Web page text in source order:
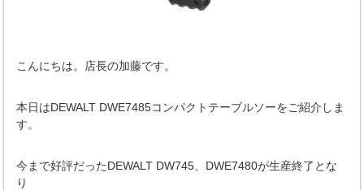
こんにちは。店長の加藤です。
本日はDEWALT DWE7485コンパクトテーブルソーをご紹介しま
す。
今まで好評だったDEWALT DW745、DWE7480が生産終了とな
り